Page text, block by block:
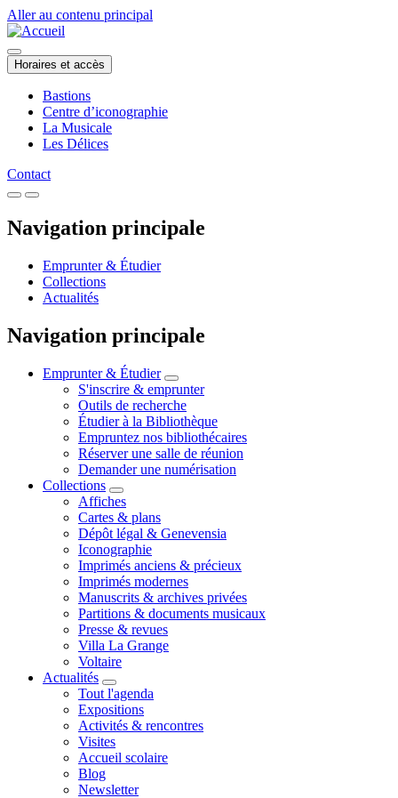
Aller au contenu principal
Horaires et accès
Bastions
Centre d’iconographie
La Musicale
Les Délices
Contact
Navigation principale
Emprunter & Étudier
Collections
Actualités
Navigation principale
Emprunter & Étudier
S'inscrire & emprunter
Outils de recherche
Étudier à la Bibliothèque
Empruntez nos bibliothécaires
Réserver une salle de réunion
Demander une numérisation
Collections
Affiches
Cartes & plans
Dépôt légal & Genevensia
Iconographie
Imprimés anciens & précieux
Imprimés modernes
Manuscrits & archives privées
Partitions & documents musicaux
Presse & revues
Villa La Grange
Voltaire
Actualités
Tout l'agenda
Expositions
Activités & rencontres
Visites
Accueil scolaire
Blog
Newsletter